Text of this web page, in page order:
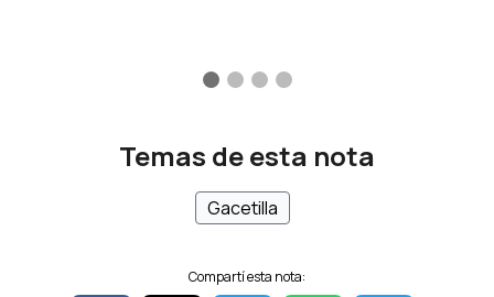
Temas de esta nota
Gacetilla
Compartí esta nota: